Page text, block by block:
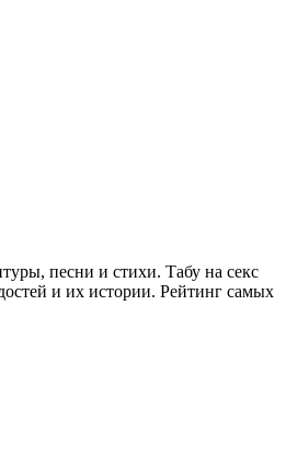
песни и стихи. Табу на секс
и их истории. Рейтинг самых